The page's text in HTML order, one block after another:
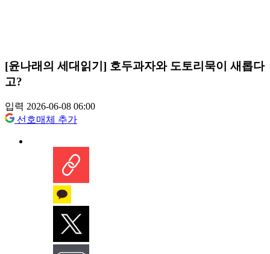
[윤나래의 세대읽기] 호두과자와 도토리묵이 새롭다
고?
입력 2026-06-08 06:00
선호매체 추가